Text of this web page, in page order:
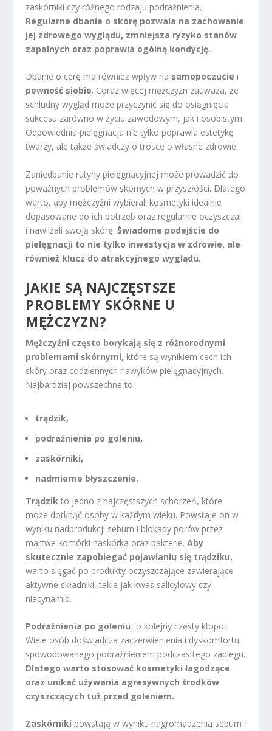
zaskórniki czy różnego rodzaju podrażnienia.
Regularne dbanie o skórę pozwala na zachowanie
jej zdrowego wyglądu, zmniejsza ryzyko stanów
zapalnych oraz poprawia ogólną kondycję.
Dbanie o cerę ma również wpływ na samopoczucie i
pewność siebie. Coraz więcej mężczyzn zauważa, że
schludny wygląd może przyczynić się do osiągnięcia
sukcesu zarówno w życiu zawodowym, jak i osobistym.
Odpowiednia pielęgnacja nie tylko poprawia estetykę
twarzy, ale także świadczy o trosce o własne zdrowie.
Zaniedbanie rutyny pielęgnacyjnej może prowadzić do
poważnych problemów skórnych w przyszłości. Dlatego
warto, aby mężczyźni wybierali kosmetyki idealnie
dopasowane do ich potrzeb oraz regularnie oczyszczali
i nawilżali swoją skórę.Świadome podejście do
pielęgnacji to nie tylko inwestycja w zdrowie, ale
również klucz do atrakcyjnego wyglądu.
JAKIE SĄ NAJCZĘSTSZE
PROBLEMY SKÓRNE U
MĘŻCZYZN?
Mężczyźni często borykają się z różnorodnymi
problemami skórnymi, które są wynikiem cech ich
skóry oraz codziennych nawyków pielęgnacyjnych.
Najbardziej powszechne to:
trądzik,
podrażnienia po goleniu,
zaskórniki,
nadmierne błyszczenie.
Trądzik to jedno z najczęstszych schorzeń, które
może dotknąć osoby w każdym wieku. Powstaje on w
wyniku nadprodukcji sebum i blokady porów przez
martwe komórki naskórka oraz bakterie.Aby
skutecznie zapobiegać pojawianiu się trądziku,
warto sięgać po produkty oczyszczające zawierające
aktywne składniki, takie jak kwas salicylowy czy
niacynamid.
Podrażnienia po goleniu to kolejny częsty kłopot.
Wiele osób doświadcza zaczerwienienia i dyskomfortu
spowodowanego podrażnieniem podczas tego zabiegu.
Dlatego warto stosować kosmetyki łagodzące
oraz unikać używania agresywnych środków
czyszczących tuż przed goleniem.
Zaskórniki powstają w wyniku nagromadzenia sebum i